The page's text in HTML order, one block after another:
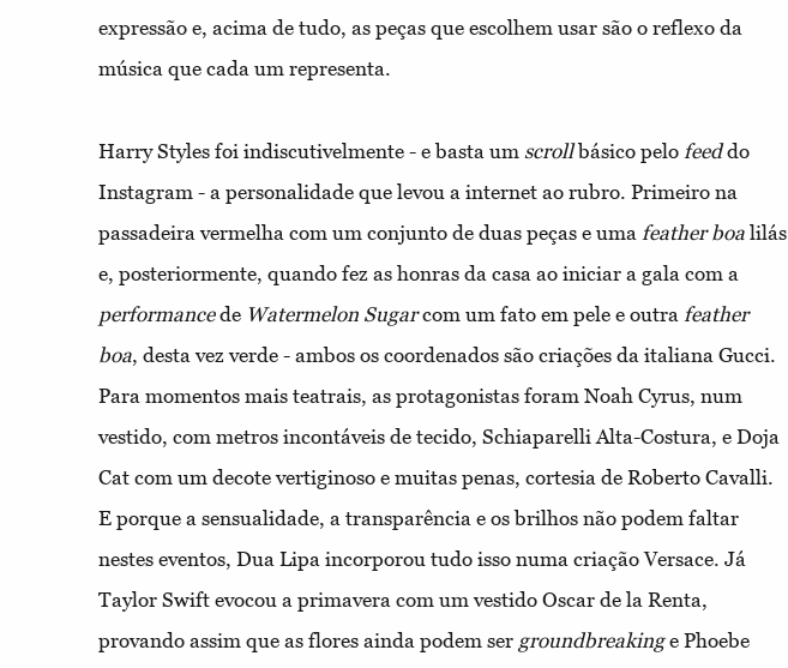
expressão e, acima de tudo, as peças que escolhem usar são o reflexo da
música que cada um representa.
Harry Styles foi indiscutivelmente - e basta um scrollbásico pelo feeddo
Instagram - a personalidade que levou a internet ao rubro. Primeiro na
passadeira vermelha com um conjunto de duas peças e uma feather boa lilás
e, posteriormente, quando fez as honras da casa ao iniciar a gala com a
performancede Watermelon Sugarcom um fato em pele e outra feather
boa, desta vez verde - ambos os coordenados são criações da italiana Gucci.
Para momentos mais teatrais, as protagonistas foram Noah Cyrus, num
vestido, com metros incontáveis de tecido, Schiaparelli Alta-Costura, e Doja
Cat com um decote vertiginoso e muitas penas, cortesia de Roberto Cavalli.
E porque a sensualidade, a transparência e os brilhos não podem faltar
nestes eventos, Dua Lipa incorporou tudo isso numa criação Versace. Já
Taylor Swift evocou a primavera com um vestido Oscar de la Renta,
provando assim que as flores ainda podem ser groundbreakinge Phoebe